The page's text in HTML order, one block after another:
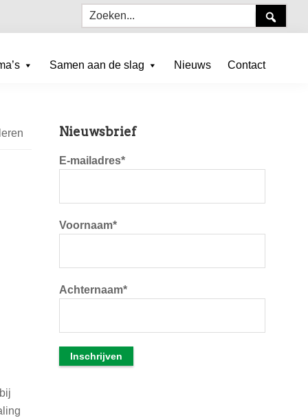
Zoeken...
Samen aan de slag Nieuws Contact
Primaire
Sidebar
Nieuwsbrief
E-mailadres*
Voornaam*
Achternaam*